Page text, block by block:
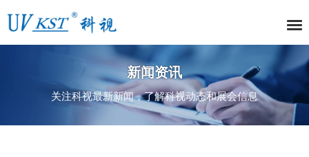
新闻资讯
关注科视最新新闻，了解科视动态和展会信息